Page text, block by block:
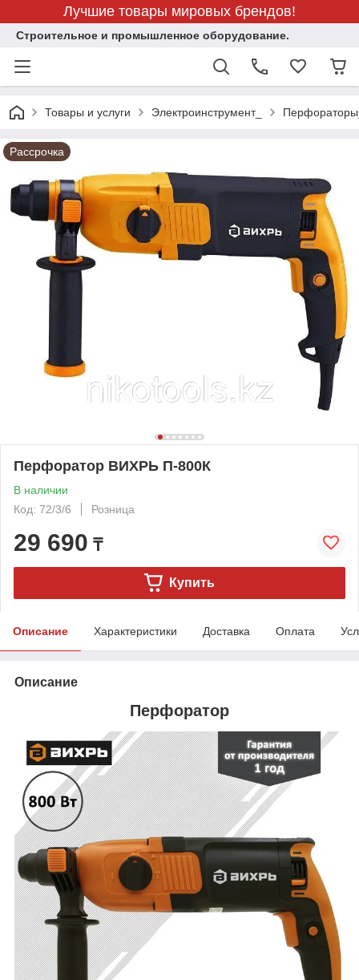
Лучшие товары мировых брендов!
Строительное и промышленное оборудование.
Товары и услуги Электроинструмент_
Рассрочка
Перфоратор ВИХРЬ П-800К
В наличии
Код: 72/3/6
Розница
29 690 ₸
Купить
Описание Характеристики Доставка Оплата
Описание
Перфоратор